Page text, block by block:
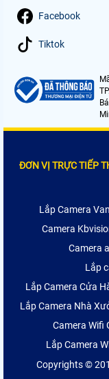
Facebook
Tiktok
ĐƠN VỊ TRỰC TIẾP
Lắp Camera
Camera
Camera
Lắp
Lắp Camera Cửa
Lắp Camera Nhà
Camera Wifi
Lắp Camera
Copyrights ©